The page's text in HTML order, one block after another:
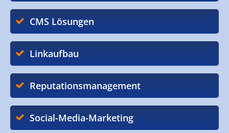
CMS Lösungen
Linkaufbau
Reputationsmanagement
Social-Media-Marketing